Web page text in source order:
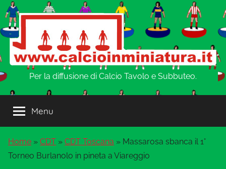
Salta
al
contenuto
w
w
.
Per la diffusione di Calcio Tavolo e Subbuteo.
Menu
Home » CDT » CDT Toscana » Massarosa sbanca il 1°
Torneo Burlanolo in pineta a Viareggio